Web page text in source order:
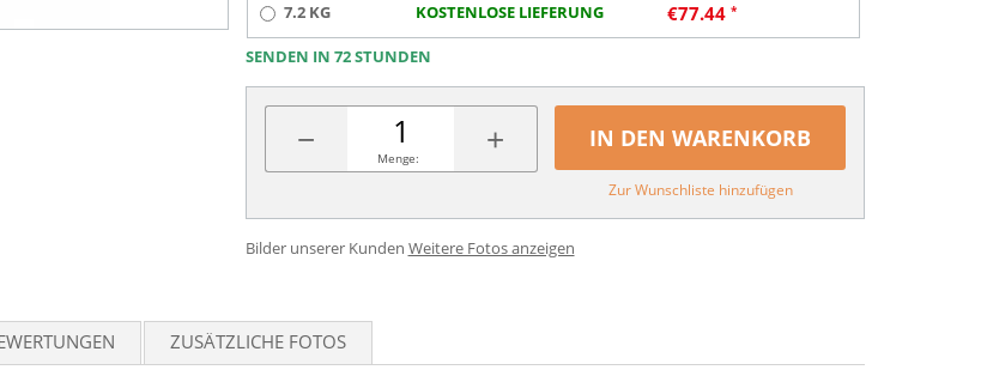
7.2 KG KOSTENLOSE LIEFERUNG €77.44
SENDEN IN 72 STUNDEN
− +
Menge:
IN DEN WARENKORB
Zur Wunschliste hinzufügen
Bilder unserer Kunden Weitere Fotos anzeigen
ZUSÄTZLICHE FOTOS